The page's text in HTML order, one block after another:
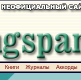
Книги Журналы
Аккорды